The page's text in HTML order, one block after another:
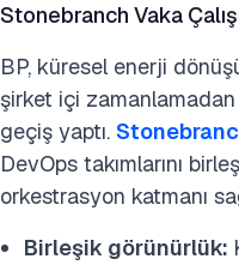
Stonebranch Vaka
BP, küresel enerji
şirket içi
geçiş yaptı.
DevOps takımlarını
orkestrasyon katmanı
Birleşik görünürlük: